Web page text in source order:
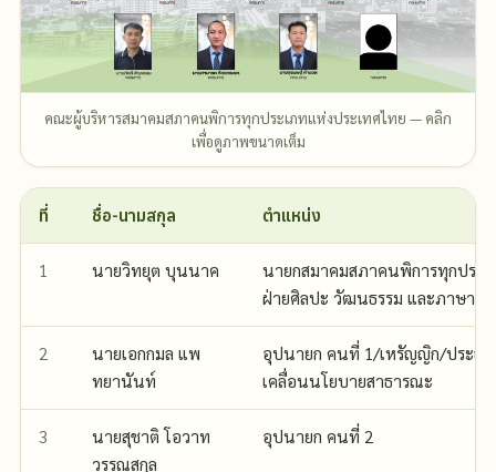
ที่ ชื่อ-นามสกุล ตำแหน่ง
1 นายวิทยุต บุนนาค
นายกสมาคมสภาคนพิการทุกประ
ฝ่ายศิลปะ วัฒนธรรม และภาษา
2
นายเอกกมล แพ
ทยานันท์
อุปนายก คนที่ 1/เหรัญญิก/ประธา
เคลื่อนนโยบายสาธารณะ
3
นายสุชาติ โอวาท
วรรณสกุล
อุปนายก คนที่ 2
คณะผู้บริหารสมาคมสภาคนพิการทุกประเภทแห่งประเทศไทย — คลิก
เพื่อดูภาพขนาดเต็ม